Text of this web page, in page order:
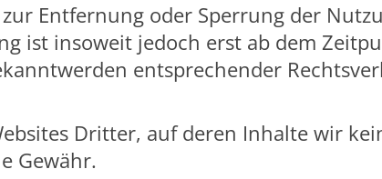
Entfernung oder Sperrung der
ist insoweit jedoch erst ab dem
entsprechender
Dritter, auf deren Inhalte wir
Gewähr.